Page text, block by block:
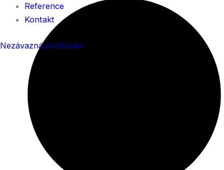
Reference
Kontakt
Nezávazná poptávka